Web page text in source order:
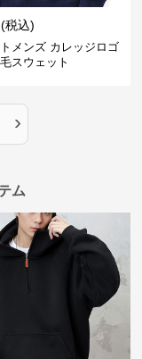
(税込)
メンズ カレッジロゴ
スウェット
›
ム